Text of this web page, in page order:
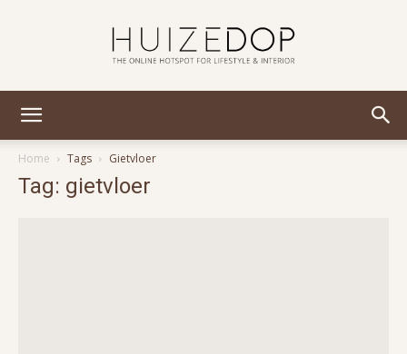
Home
Tags Gietvloer
Tag: gietvloer